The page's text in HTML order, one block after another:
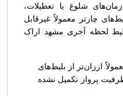
شلوغ یا تعطیلات،
چارتر معمولاً غیرقابل
بلیط لحظه آخری مشهد اراک
ارزان‌تر از بلیط‌های
پرواز تکمیل نشده